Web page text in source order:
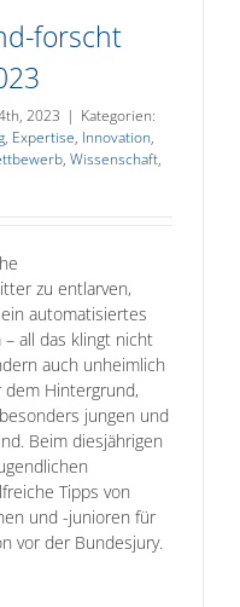
forscht
2023 | Kategorien:
, Expertise, Innovation,
, Wissenschaft,
zu entlarven,
automatisiertes
all das klingt nicht
auch unheimlich
dem Hintergrund,
jungen und
Beim diesjährigen
Tipps von
und -junioren für
vor der Bundesjury.